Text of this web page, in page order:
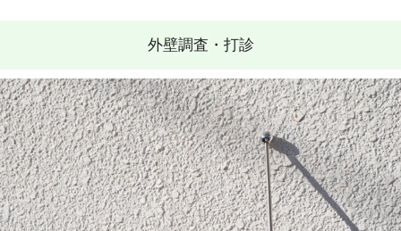
外壁調査・打診